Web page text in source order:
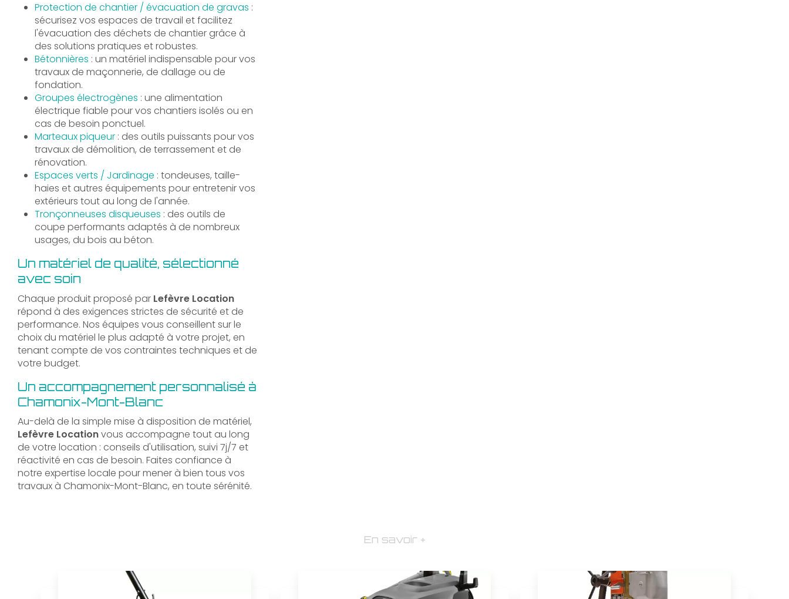
Protection de chantier / évacuation de gravas :
sécurisez vos espaces de travail et facilitez
l'évacuation des déchets de chantier grâce à
des solutions pratiques et robustes.
Bétonnières : un matériel indispensable pour vos
travaux de maçonnerie, de dallage ou de
fondation.
Groupes électrogènes : une alimentation
électrique fiable pour vos chantiers isolés ou en
cas de besoin ponctuel.
Marteaux piqueur: des outils puissants pour vos
travaux de démolition, de terrassement et de
rénovation.
Espaces verts / Jardinage : tondeuses, taille-
haies et autres équipements pour entretenir vos
extérieurs tout au long de l'année.
Tronçonneuses disqueuses : des outils de
coupe performants adaptés à de nombreux
usages, du bois au béton.
Un matériel de qualité, sélectionné
avec soin
Chaque produit proposé par Lefèvre Location
répond à des exigences strictes de sécurité et de
performance. Nos équipes vous conseillent sur le
choix du matériel le plus adapté à votre projet, en
tenant compte de vos contraintes techniques et de
votre budget.
Un accompagnement personnalisé à
Chamonix-Mont-Blanc
Au-delà de la simple mise à disposition de matériel,
Lefèvre Locationvous accompagne tout au long
de votre location : conseils d'utilisation, suivi 7j/7 et
réactivité en cas de besoin. Faites confiance à
notre expertise locale pour mener à bien tous vos
travaux à Chamonix-Mont-Blanc, en toute sérénité.
En savoir +